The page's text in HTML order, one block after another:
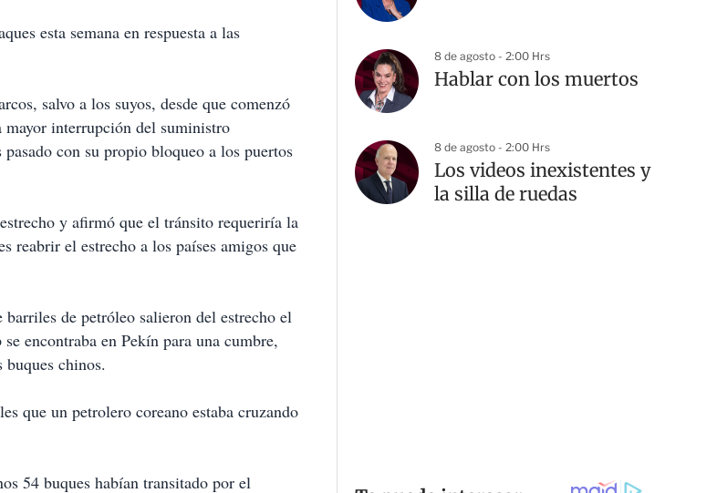
esta semana en respuesta a las
salvo a los suyos, desde que comenzó
mayor interrupción del suministro
con su propio bloqueo a los puertos
y afirmó que el tránsito requeriría la
reabrir el estrecho a los países amigos que
de petróleo salieron del estrecho el
encontraba en Pekín para una cumbre,
chinos.
que un petrolero coreano estaba cruzando
54 buques habían transitado por el
8 de agosto - 2:00 Hrs
Hablar con los muertos
8 de agosto - 2:00 Hrs
Los videos inexistentes y
la silla de ruedas